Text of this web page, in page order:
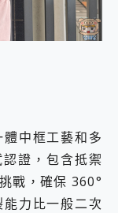
中框工藝和多
證，包含抵禦
戰，確保 360°
力比一般二次